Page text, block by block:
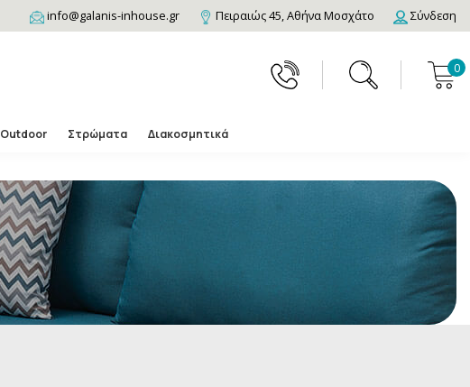
info@galanis-inhouse.gr Πειραιώς 45, Αθήνα Μοσχάτο Σύνδεση
0
Outdoor Στρώματα Διακοσμητικά